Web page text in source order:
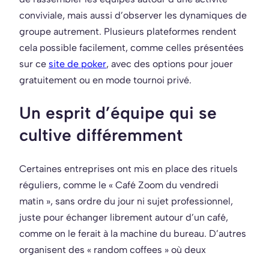
conviviale, mais aussi d’observer les dynamiques de
groupe autrement. Plusieurs plateformes rendent
cela possible facilement, comme celles présentées
sur ce site de poker, avec des options pour jouer
gratuitement ou en mode tournoi privé.
Un esprit d’équipe qui se
cultive différemment
Certaines entreprises ont mis en place des rituels
réguliers, comme le « Café Zoom du vendredi
matin », sans ordre du jour ni sujet professionnel,
juste pour échanger librement autour d’un café,
comme on le ferait à la machine du bureau. D’autres
organisent des « random coffees » où deux